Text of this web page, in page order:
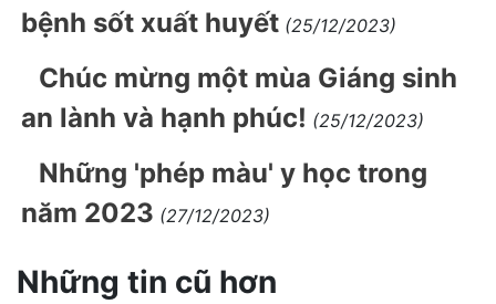
bệnh sốt xuất huyết (25/12/2023)
Chúc mừng một mùa Giáng sinh
an lành và hạnh phúc! (25/12/2023)
Những 'phép màu' y học trong
năm 2023 (27/12/2023)
Những tin cũ hơn